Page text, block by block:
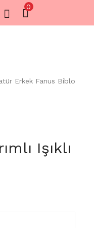
0
Erkek Fanus Biblo
Işıklı